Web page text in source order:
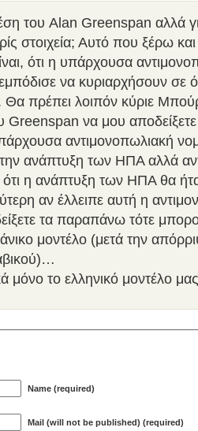
του Alan Greenspan αλλά
στοιχεία; Αυτό που ξέρω και
ότι η υπάρχουσα
να κυριαρχήσουν σε
Θα πρέπει λοιπόν κύριε
Greenspan να μου
αντιμονοπωλιακή
ανάπτυξη των ΗΠΑ αλλά
ότι η ανάπτυξη των ΗΠΑ θα
αν έλλειπε αυτή η
τα παραπάνω τότε
μοντέλο (μετά την
μόνο το ελληνικό μοντέλο μας
Name (required)
Mail (will not be published) (required)